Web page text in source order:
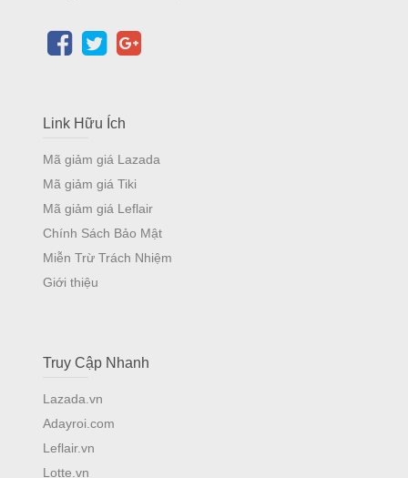
Link Hữu Ích
Mã giảm giá Lazada
Mã giảm giá Tiki
Mã giảm giá Leflair
Chính Sách Bảo Mật
Miễn Trừ Trách Nhiệm
Giới thiệu
Truy Cập Nhanh
Lazada.vn
Adayroi.com
Leflair.vn
Lotte.vn